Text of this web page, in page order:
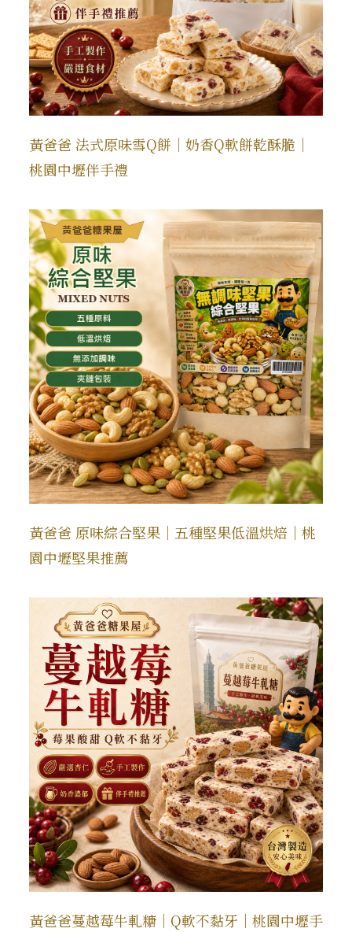
黃爸爸 法式原味雪Q餅｜奶香Q軟餅乾酥脆｜
桃園中壢伴手禮
黃爸爸 原味綜合堅果｜五種堅果低溫烘焙｜桃
園中壢堅果推薦
黃爸爸蔓越莓牛軋糖｜Q軟不黏牙｜桃園中壢手